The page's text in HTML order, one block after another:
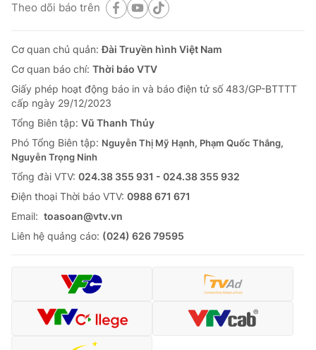
Theo dõi báo trên
Cơ quan chủ quản:Đài Truyền hình Việt Nam
Cơ quan báo chí: Thời báo VTV
Giấy phép hoạt động báo in và báo điện tử số 483/GP-BTTTT
cấp ngày 29/12/2023
Tổng Biên tập: Vũ Thanh Thủy
Phó Tổng Biên tập: Nguyễn Thị Mỹ Hạnh, Phạm Quốc Thắng,
Nguyễn Trọng Ninh
Tổng đài VTV: 024.38 355 931 - 024.38 355 932
Ðiện thoại Thời báo VTV: 0988 671 671
Email: toasoan@vtv.vn
Liên hệ quảng cáo: (024) 626 79595